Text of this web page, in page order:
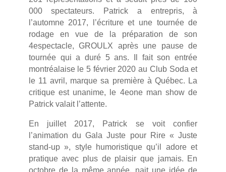
000 spectateurs. Patrick a entrepris, à
l’automne 2017, l’écriture et une tournée de
rodage en vue de la préparation de son
4espectacle, GROULX après une pause de
tournée qui a duré 5 ans. Il fait son entrée
montréalaise le 5 février 2020 au Club Soda et
le 11 avril, marque sa première à Québec. La
critique est unanime, le 4eone man show de
Patrick valait l’attente.
En juillet 2017, Patrick se voit confier
l’animation du Gala Juste pour Rire « Juste
stand-up », style humoristique qu’il adore et
pratique avec plus de plaisir que jamais. En
octobre de la même année, nait une idée de